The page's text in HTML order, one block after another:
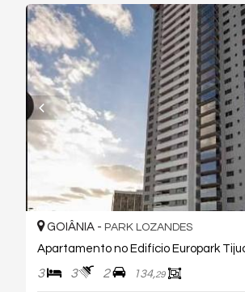
GOIÂNIA - PARK LOZANDES
Apartamento no Edifício Europark
3 3 2 134,29